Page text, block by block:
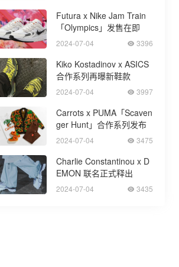
Futura x Nike Jam Train
「Olympics」发售在即
2024-07-04 3396
Kiko Kostadinov x ASICS
合作系列再曝新鞋款
2024-07-04 3997
Carrots x PUMA「Scaven
ger Hunt」合作系列发布
2024-07-04 3475
Charlie Constantinou x D
EMON 联名正式释出
2024-07-04 3435